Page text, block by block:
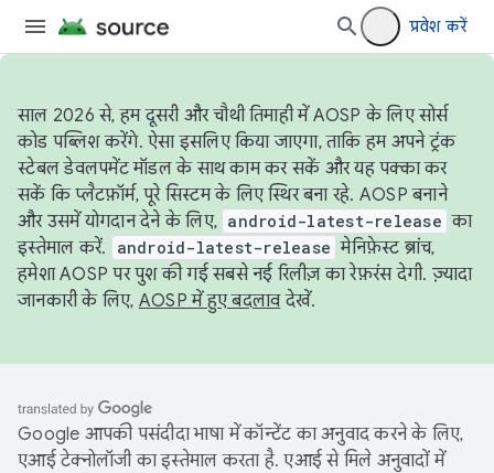
प्रवेश करें
साल 2026 से, हम दूसरी और चौथी तिमाही में AOSP के लिए सोर्स
कोड पब्लिश करेंगे. ऐसा इसलिए किया जाएगा, ताकि हम अपने ट्रंक
स्टेबल डेवलपमेंट मॉडल के साथ काम कर सकें और यह पक्का कर
सकें कि प्लैटफ़ॉर्म, पूरे सिस्टम के लिए स्थिर बना रहे. AOSP बनाने
और उसमें योगदान देने के लिए, android-latest-release का
इस्तेमाल करें.
android-latest-release मेनिफ़ेस्ट ब्रांच,
हमेशा AOSP पर पुश की गई सबसे नई रिलीज़ का रेफ़रंस देगी. ज़्यादा
जानकारी के लिए, AOSP में हुए बदलावदेखें.
Google आपकी पसंदीदा भाषा में कॉन्टेंट का अनुवाद करने के लिए,
एआई टेक्नोलॉजी का इस्तेमाल करता है. एआई से मिले अनुवादों में